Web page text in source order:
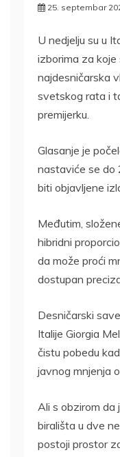
25. septembar
U nedjelju su u
izborima za
najdesničarska
svetskog rata i
premijerku.
Glasanje je
nastaviće se do
biti objavljene
Međutim,
hibridni
da može proći
dostupan
Desničarski
Italije Giorgia
čistu pobedu
javnog mnjenja
Ali s obzirom da
birališta u dve
postoji prostor